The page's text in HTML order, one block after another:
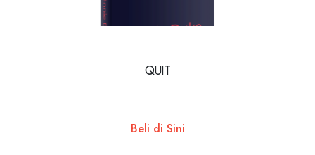
QUIT
Beli di Sini